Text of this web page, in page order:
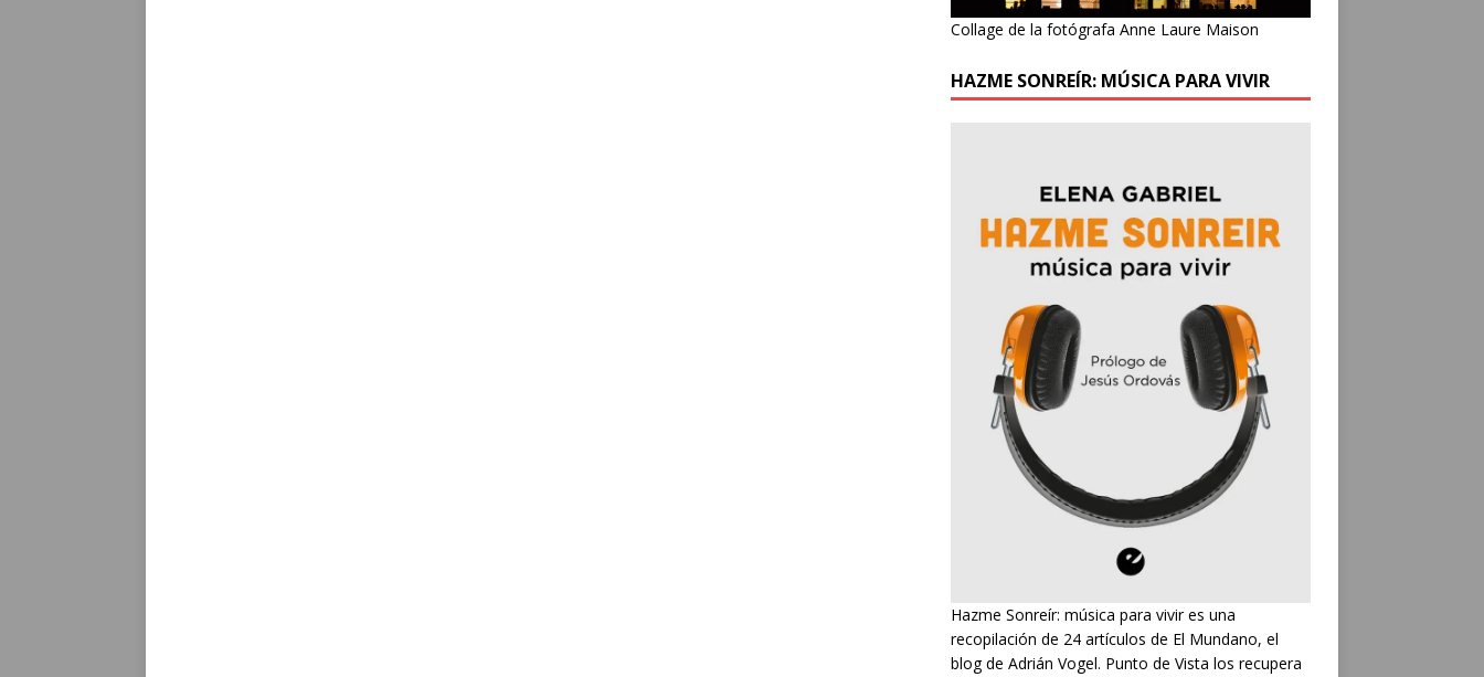
Collage de la fotógrafa Anne Laure Maison
HAZME SONREÍR: MÚSICA PARA VIVIR
Hazme Sonreír: música para vivir es una
recopilación de 24 artículos de El Mundano, el
blog de Adrián Vogel. Punto de Vista los recupera